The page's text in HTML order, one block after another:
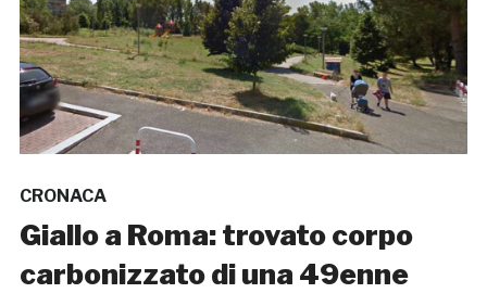
CRONACA
Giallo a Roma: trovato corpo
carbonizzato di una 49enne